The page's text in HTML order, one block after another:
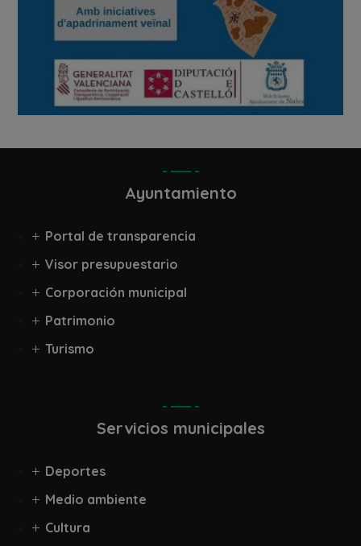
Ayuntamiento
Portal de transparencia
Visor presupuestario
Corporación municipal
Patrimonio
Turismo
Servicios municipales
Deportes
Medio ambiente
Cultura